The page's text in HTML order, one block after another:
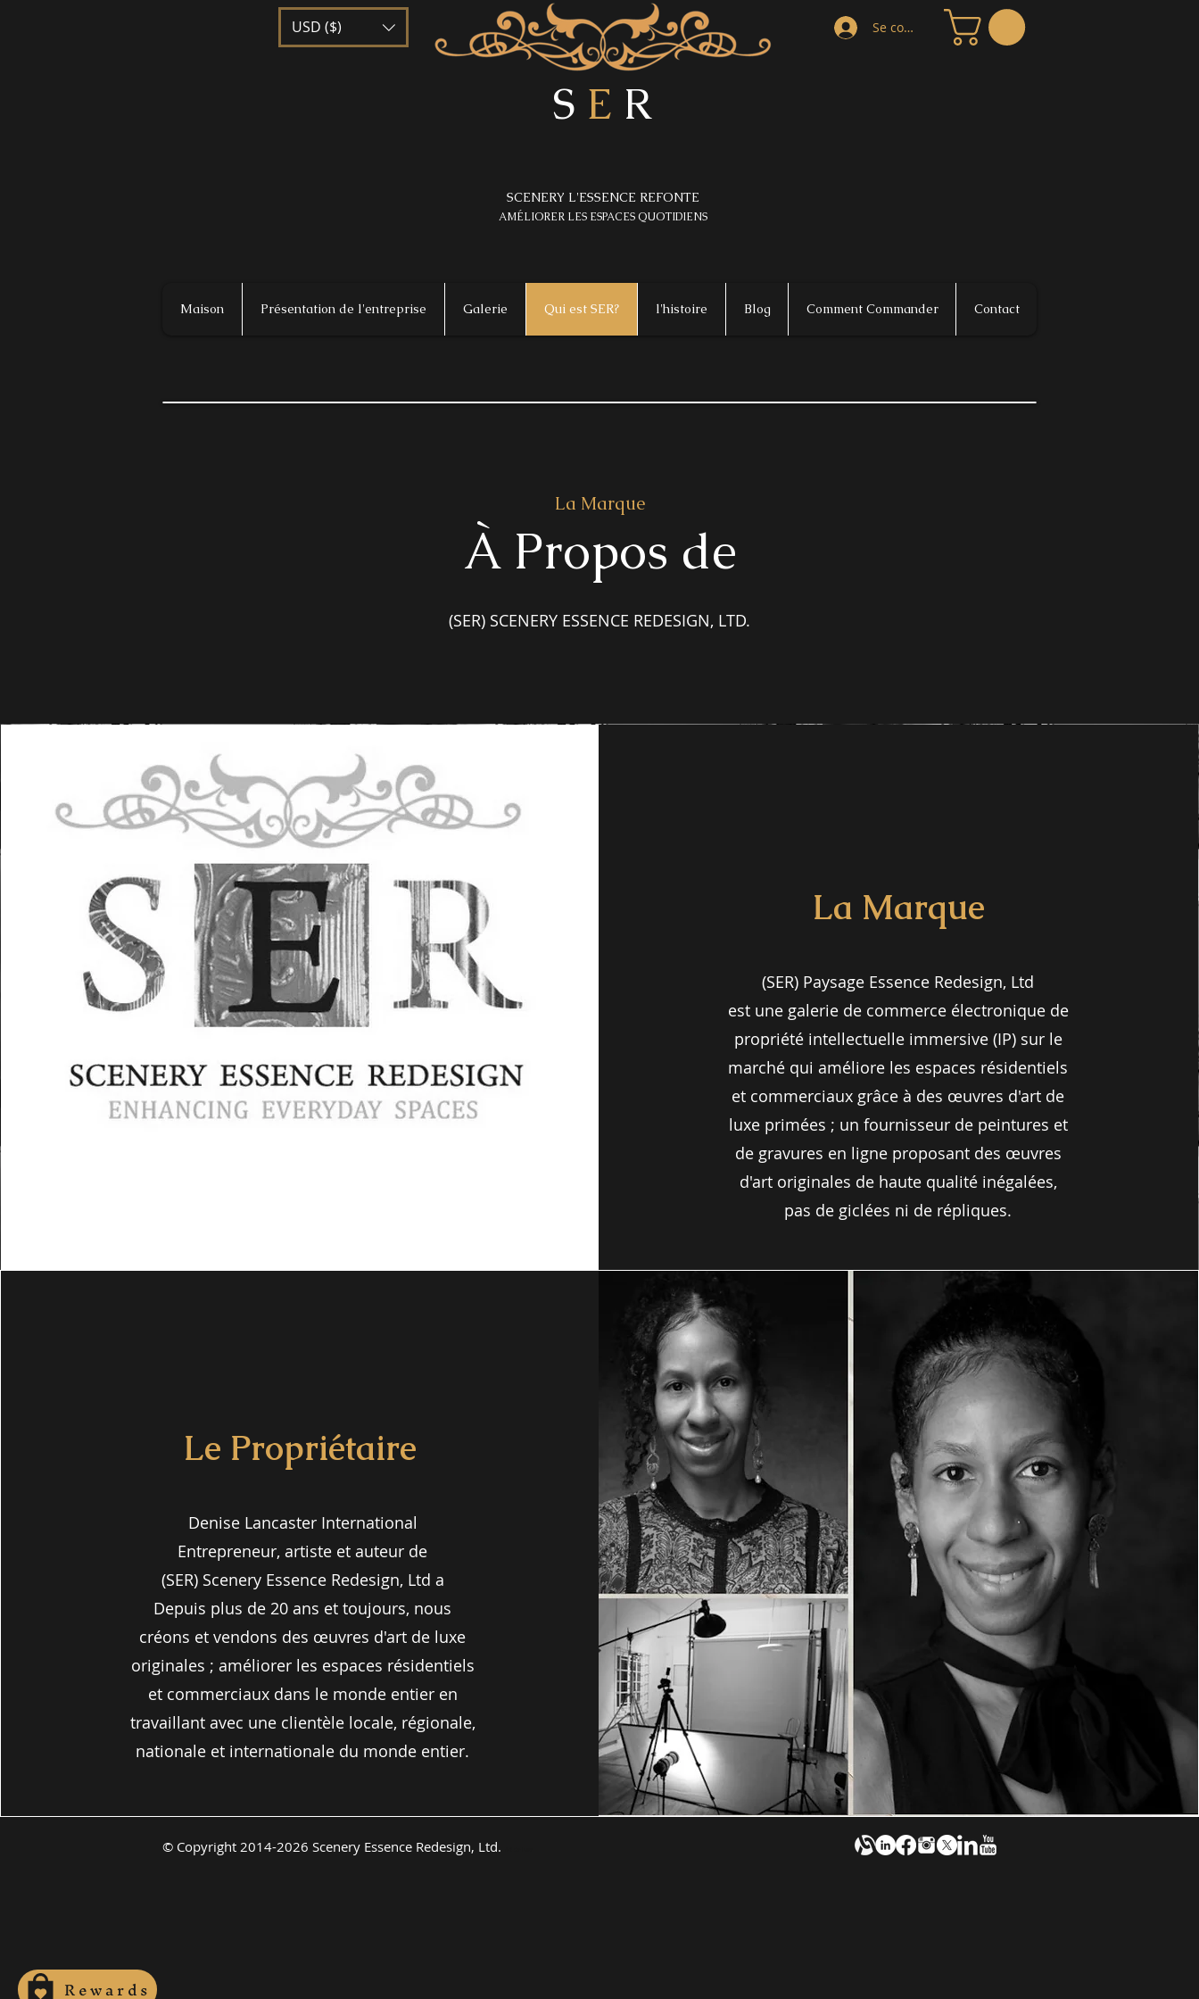
USD ($)
S E R
Se connecter
SCENERY L'ESSENCE REFONTE
AMÉLIORER LES ESPACES QUOTIDIENS
Maison Présentation de l'entreprise Galerie Qui est SER? l'histoire Blog Comment Commander Contact
La Marque
À Propos de
(SER) SCENERY ESSENCE REDESIGN, LTD.
La Marque
(SER) Paysage Essence Redesign, Ltd
est une galerie de commerce électronique de
propriété intellectuelle immersive (IP) sur le
marché qui améliore les espaces résidentiels
et commerciaux grâce à des œuvres d'art de
luxe primées ; un fournisseur de peintures et
de gravures en ligne proposant des œuvres
d'art originales de haute qualité inégalées,
pas de giclées ni de répliques.
Le Propriétaire
Denise Lancaster International
Entrepreneur, artiste et auteur de
(SER) Scenery Essence Redesign, Ltd a
Depuis plus de 20 ans et toujours, nous
créons et vendons des œuvres d'art de luxe
originales ; améliorer les espaces résidentiels
et commerciaux dans le monde entier en
travaillant avec une clientèle locale, régionale,
nationale et internationale du monde entier.
Rewards
© Copyright 2014-2026 Scenery Essence Redesign, Ltd.